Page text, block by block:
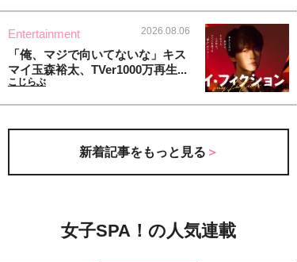
Entertainment 2026.08.06
「俺、マジで向いてないな」キス
マイ玉森裕太、TVer1000万再生...
こじらぶ
新着記事をもっと見る
女子SPA！の人気連載